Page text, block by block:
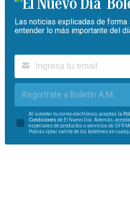
Las noticias explicadas de forma
entender lo más importante del
Regístrate a Boletín A.M.
Al someter tu correo electrónico, aceptas la
Condiciones de El Nuevo Día. Además,
especiales de productos o servicios de GFR
Podrás optar salirte de los boletines en